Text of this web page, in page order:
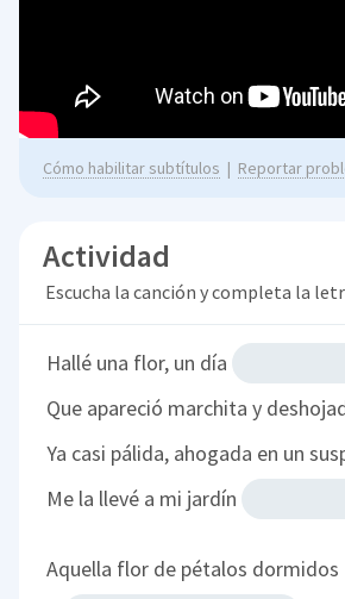
Cómo habilitar subtítulos | Reportar
Actividad
Escucha la canción y completa la
Hallé una flor, un día
Que apareció marchita y
Ya casi pálida, ahogada en un
Me la llevé a mi jardín
Aquella flor de pétalos dormidos